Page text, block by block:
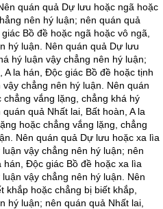
quán quả Dự lưu hoặc ngã hoặc
nên hý luận; nên quán quả
Bồ đề hoặc ngã hoặc vô ngã,
hý luận. Nên quán quả Dự lưu
hý luận vậy chẳng nên hý luận;
A la hán, Độc giác Bồ đề hoặc tịnh
chẳng nên hý luận. Nên quán
vắng lặng, chẳng khá hý
quả Nhất lai, Bất hoàn, A la
hoặc chẳng vắng lặng, chẳng
Nên quán quả Dự lưu hoặc xa lìa
vậy chẳng nên hý luận; nên
hán, Độc giác Bồ đề hoặc xa lìa
vậy chẳng nên hý luận. Nên
khắp hoặc chẳng bị biết khắp,
hý luận; nên quán quả Nhất lai,